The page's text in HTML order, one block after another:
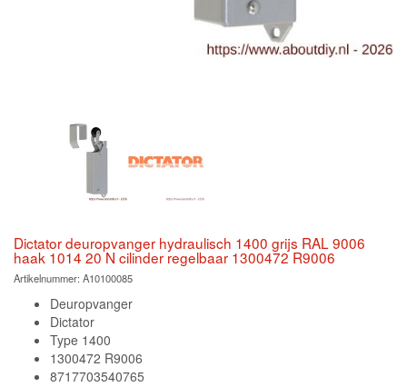
Dictator deuropvanger hydraulisch 1400 grijs RAL 9006
haak 1014 20 N cilinder regelbaar 1300472 R9006
Artikelnummer: A10100085
Deuropvanger
Dictator
Type 1400
1300472 R9006
8717703540765